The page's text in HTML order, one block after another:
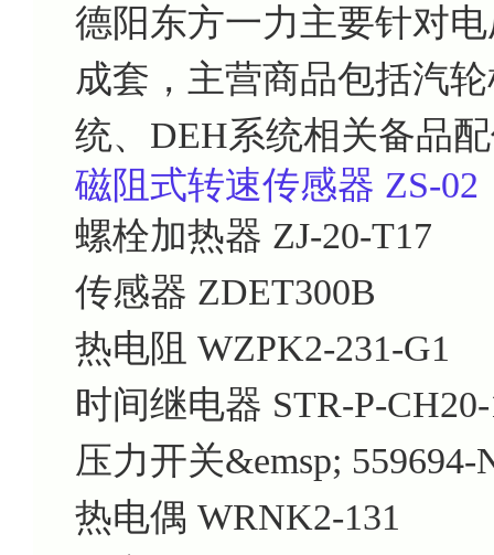
德阳东方一力主要针对
成套，主营商品包括汽
统、DEH系统相关备品
磁阻式转速传感器 ZS-02
螺栓加热器 ZJ-20-T17
传感器 ZDET300B
热电阻 WZPK2-231-G1
时间继电器 STR-P-
压力开关&emsp; 559694-
热电偶 WRNK2-131